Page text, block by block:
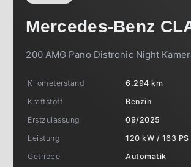
Mercedes-Benz
200 AMG Pano Distronic Night
Kilometerstand
6.294 km
Kraftstoff
Benzin
Erstzulassung
09/2025
Leistung
120 kW / 163 PS
Getriebe
Automatik